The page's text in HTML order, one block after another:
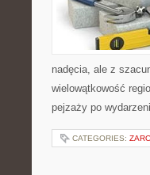
nadęcia, ale z
wielowątkowość
pejzaży po
CATEGORIES: